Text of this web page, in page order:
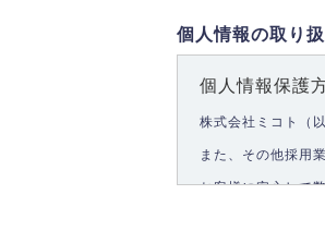
個人情報の取り
個人情報保護
株式会社ミコト（
また、その他採用
お客様に安心して